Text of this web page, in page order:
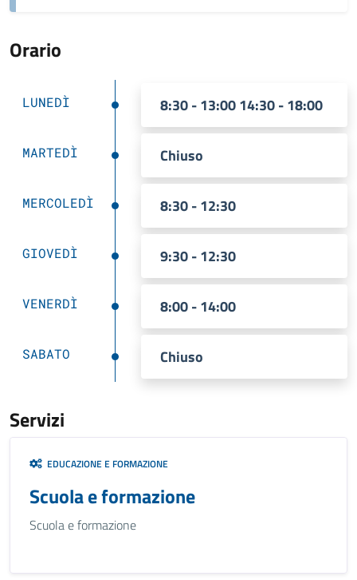
Orario
LUNEDÌ 8:30 - 13:00 14:30 - 18:00
MARTEDÌ Chiuso
MERCOLEDÌ 8:30 - 12:30
GIOVEDÌ 9:30 - 12:30
VENERDÌ 8:00 - 14:00
SABATO Chiuso
Servizi
EDUCAZIONE E FORMAZIONE
Scuola e formazione
Scuola e formazione